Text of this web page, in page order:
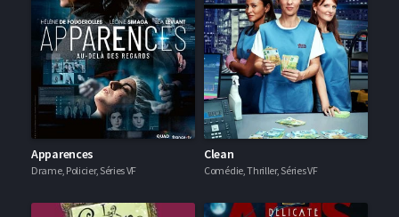
Apparences
Drame, Policier, Séries VF
Clean
Comédie, Thriller, Séries VF